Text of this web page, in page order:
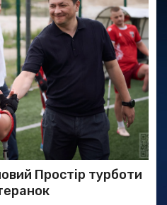
Простір турботи